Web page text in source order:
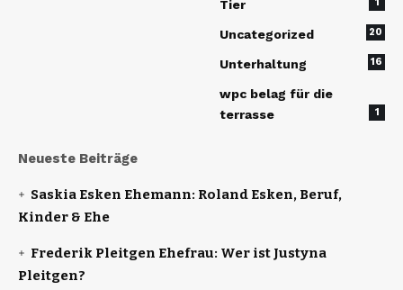
Tier
Uncategorized 20
Unterhaltung 16
wpc belag für die
terrasse
1
Neueste Beiträge
Saskia Esken Ehemann: Roland Esken, Beruf,
Kinder & Ehe
Frederik Pleitgen Ehefrau: Wer ist Justyna
Pleitgen?